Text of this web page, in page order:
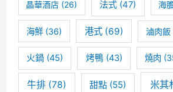
晶華酒店 (26) 法式 (47) 海
海鮮(36) 港式(69) 滷肉飯
火鍋 (45) 烤鴨(43) 燒肉
牛排 (78) 甜點 (55) 米其